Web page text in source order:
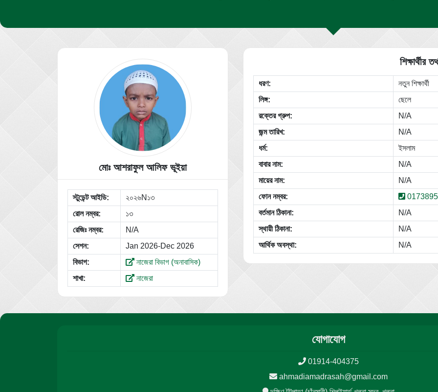
মোঃ আশরাফুল আলিফ ভূইয়া
স্টুডেন্ট আইডি:
২০২৬N১৩
রোল নম্বর:
১৩
রেজিঃ নম্বর:
N/A
সেশন:
Jan 2026-Dec 2026
বিভাগ:
নাজেরা বিভাগ (অনাবাসিক)
শাখা:
নাজেরা
শিক্ষার্থীর
ধরণ:
নতুন শিক্ষার্থী
লিঙ্গ:
ছেলে
রক্তের গ্রুপ:
N/A
জন্ম তারিখ:
N/A
ধর্ম:
ইসলাম
বাবার নাম:
N/A
মায়ের নাম:
N/A
ফোন নম্বর:
বর্তমান ঠিকানা:
N/A
স্থায়ী ঠিকানা:
N/A
আর্থিক অবস্থা:
N/A
যোগাযোগ
01914-404375
ahmadiamadrasah@gmail.com